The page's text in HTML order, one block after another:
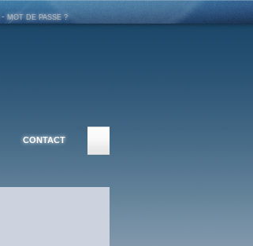
-MOT DE PASSE ?
CONTACT